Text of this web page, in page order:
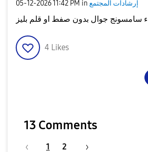
‎05-12-202611:42 PM in إرشادات المجتمع
4 Likes
13 Comments
1 2